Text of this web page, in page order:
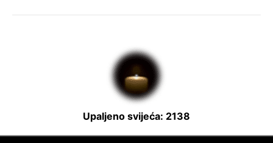
Upaljeno svijeća: 2138